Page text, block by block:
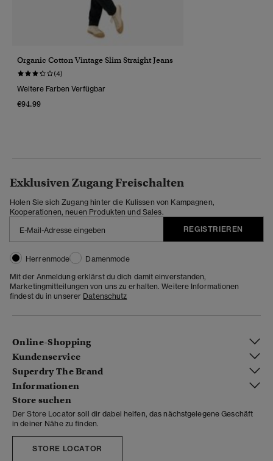
Organic Cotton Vintage Slim Straight Jeans
(4)
Weitere Farben Verfügbar
€94.99
Exklusiven Zugang Freischalten
Holen Sie sich Zugang hinter die Kulissen von Kampagnen,
Kooperationen, neuen Produkten und Sales.
REGISTRIEREN
Herrenmode
Damenmode
Mit der Anmeldung erklärst du dich damit einverstanden,
Marketingmitteilungen von uns zu erhalten. Weitere Informationen
findest du in unserer Datenschutz
Online-Shopping
Kundenservice
Superdry The Brand
Informationen
Store suchen
Der Store Locator soll dir dabei helfen, das nächstgelegene Geschäft
in deiner Nähe zu finden.
STORE LOCATOR